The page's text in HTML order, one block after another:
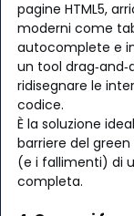
pagine HTML5,
moderni come
autocomplete e
un tool
ridisegnare le
codice.
È la soluzione
barriere del
(e i fallimenti) di
completa.